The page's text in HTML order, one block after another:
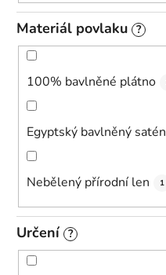
Materiál povlaku ?
100% bavlněné plátno
Egyptský bavlněný satén
Nebělený přírodní len 1
Určení ?